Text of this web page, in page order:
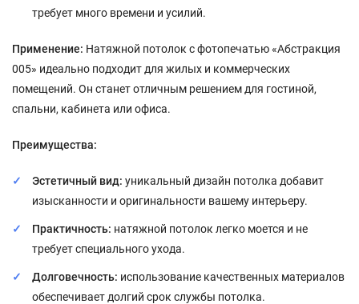
требует много времени и усилий.
Применение: Натяжной потолок с фотопечатью «Абстракция
005» идеально подходит для жилых и коммерческих
помещений. Он станет отличным решением для гостиной,
спальни, кабинета или офиса.
Преимущества:
Эстетичный вид: уникальный дизайн потолка добавит
изысканности и оригинальности вашему интерьеру.
Практичность: натяжной потолок легко моется и не
требует специального ухода.
Долговечность: использование качественных материалов
обеспечивает долгий срок службы потолка.